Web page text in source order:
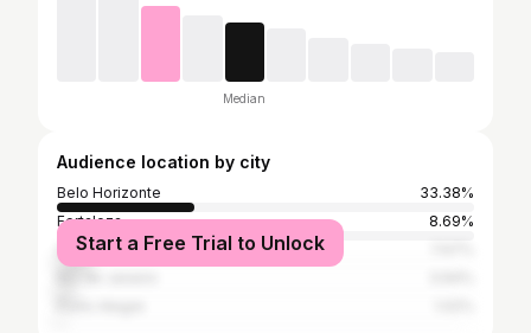
Median
Audience location by city
Belo Horizonte
33.38%
Fortaleza
8.69%
São Paulo
Start a Free Trial to Unlock